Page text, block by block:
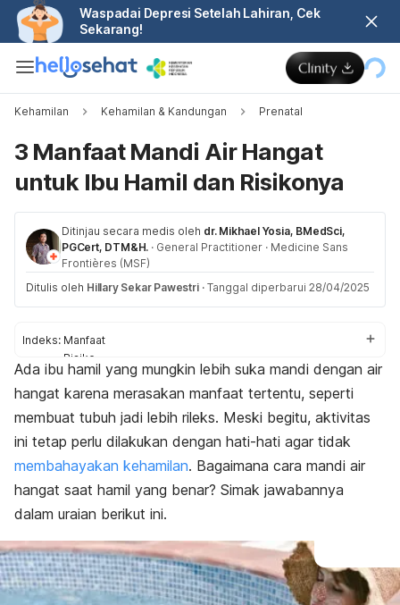
Waspadai Depresi Setelah Lahiran, Cek
Sekarang!
Kehamilan Kehamilan & Kandungan Prenatal
3 Manfaat Mandi Air Hangat
untuk Ibu Hamil dan Risikonya
Ditinjau secara medis oleh dr. Mikhael Yosia, BMedSci,
PGCert, DTM&H. · General Practitioner · Medicine Sans
Frontières (MSF)
Ditulis oleh Hillary Sekar Pawestri · Tanggal diperbarui 28/04/2025
Indeks: Manfaat
Risiko
Tips
Ada ibu hamil yang mungkin lebih suka mandi dengan air
hangat karena merasakan manfaat tertentu, seperti
membuat tubuh jadi lebih rileks. Meski begitu, aktivitas
ini tetap perlu dilakukan dengan hati-hati agar tidak
membahayakan kehamilan. Bagaimana cara mandi air
hangat saat hamil yang benar? Simak jawabannya
dalam uraian berikut ini.